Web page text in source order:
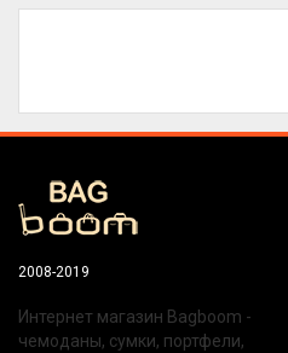
2008-2019
Интернет магазин Bagboom -
чемоданы, сумки, портфели,